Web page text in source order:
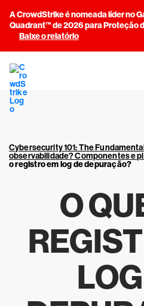
A CrowdStrike é nomeada líder no
Quadrant™ de 2026 para Proteção
Baixe o relatório
Cybersecurity 101: The
observabilidade? Componentes e
o registro em log de depuração?
O